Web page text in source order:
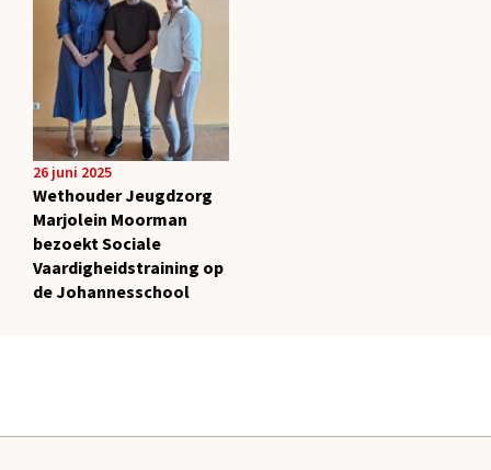
26 juni 2025
Wethouder Jeugdzorg
Marjolein Moorman
bezoekt Sociale
Vaardigheidstraining op
de Johannesschool